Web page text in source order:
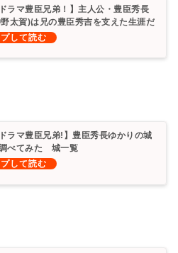
ドラマ豊臣兄弟！】主人公・豊臣秀長
太賀)は兄の豊臣秀吉を支えた生涯だ
？年表 相関図
ドラマ豊臣兄弟!】豊臣秀長ゆかりの城
べてみた 城一覧